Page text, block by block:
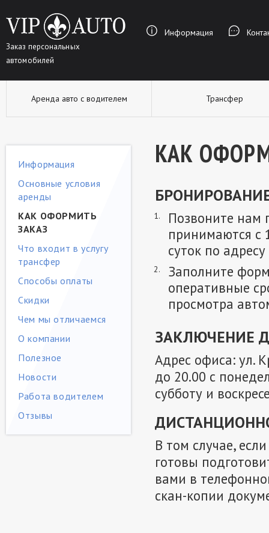
Заказ персональных
автомобилей
Информация
Аренда авто с водителем Трансфер
Информация
Основные условия
аренды
КАК ОФОРМИТЬ
ЗАКАЗ
Что входит в услугу
трансфер
Способы оплаты
Скидки
Чем мы отличаемся
О компании
Полезное
Новости
Работа водителем
Отзывы
КАК
Позвоните нам
принимаются с
суток по
Заполните
оперативные
просмотра
ЗАКЛЮЧЕНИЕ
Адрес офиса: ул.
до 20.00 с
субботу и
В том случае,
готовы
вами в
скан-копии